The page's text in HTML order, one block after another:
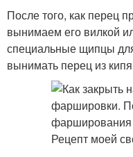
После того, как перец
вынимаем его вилкой
специальные щипцы
вынимать перец из